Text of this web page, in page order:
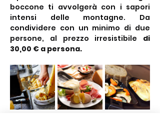
boccone ti avvolgerà con i sapori
intensi delle montagne. Da
condividere con un minimo di due
persone, al prezzo irresistibile di
30,00 € a persona.